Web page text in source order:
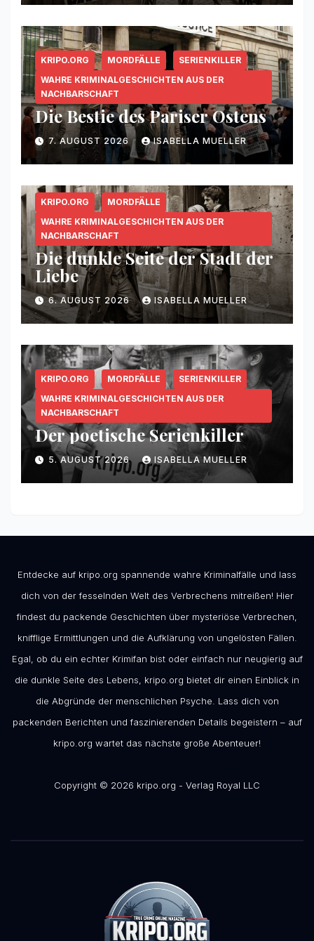
KRIPO.ORG MORDFÄLLE
SERIENKILLER
WAHRE KRIMINALGESCHICHTEN AUS DER
NACHBARSCHAFT
Die Bestie des Pariser Ostens
7. AUGUST 2026 ISABELLA MUELLER
KRIPO.ORG
MORDFÄLLE
WAHRE KRIMINALGESCHICHTEN AUS DER
NACHBARSCHAFT
Die dunkle Seite der Stadt der
Liebe
6. AUGUST 2026 ISABELLA MUELLER
KRIPO.ORG MORDFÄLLE
SERIENKILLER
WAHRE KRIMINALGESCHICHTEN AUS DER
NACHBARSCHAFT
Der poetische Serienkiller
5. AUGUST 2026 ISABELLA MUELLER
Entdecke auf kripo.org spannende wahre Kriminalfälle und lass
dich von der fesselnden Welt des Verbrechens mitreißen! Hier
findest du packende Geschichten über mysteriöse Verbrechen,
knifflige Ermittlungen und die Aufklärung von ungelösten Fällen.
Egal, ob du ein echter Krimifan bist oder einfach nur neugierig auf
die dunkle Seite des Lebens, kripo.org bietet dir einen Einblick in
die Abgründe der menschlichen Psyche. Lass dich von
packenden Berichten und faszinierenden Details begeistern – auf
kripo.org wartet das nächste große Abenteuer!
Copyright © 2026 kripo.org - Verlag Royal LLC